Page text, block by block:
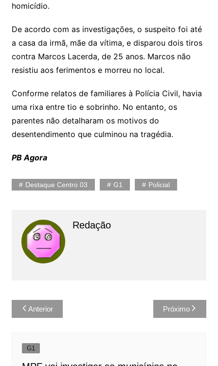
homicídio.
De acordo com as investigações, o suspeito foi até
a casa da irmã, mãe da vítima, e disparou dois tiros
contra Marcos Lacerda, de 25 anos. Marcos não
resistiu aos ferimentos e morreu no local.
Conforme relatos de familiares à Polícia Civil, havia
uma rixa entre tio e sobrinho. No entanto, os
parentes não detalharam os motivos do
desentendimento que culminou na tragédia.
PB Agora
Destaque Centro 03 G1 Policial
Redação
Navegação
de
Anterior Próximo
G1